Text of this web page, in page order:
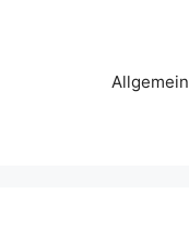
Allgemein